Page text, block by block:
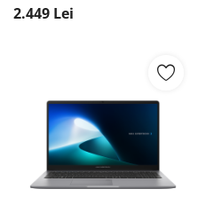
2.449 Lei